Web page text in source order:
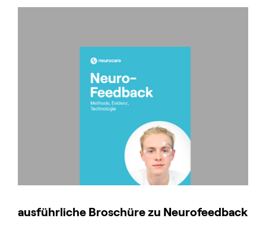
ausführliche Broschüre zu Neurofeedback